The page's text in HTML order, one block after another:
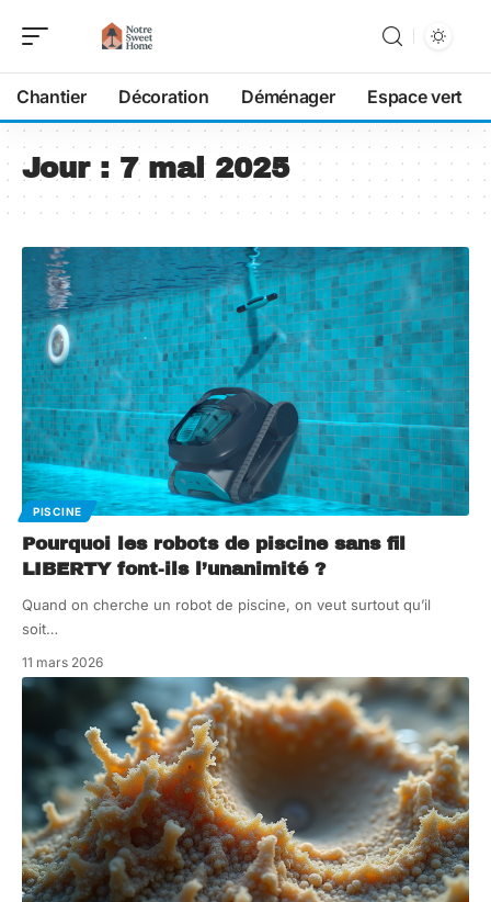
Chantier Décoration Déménager Espace vert
Jour : 7 mai 2025
PISCINE
Pourquoi les robots de piscine sans fil
LIBERTY font-ils l’unanimité ?
Quand on cherche un robot de piscine, on veut surtout qu’il
soit…
11 mars 2026